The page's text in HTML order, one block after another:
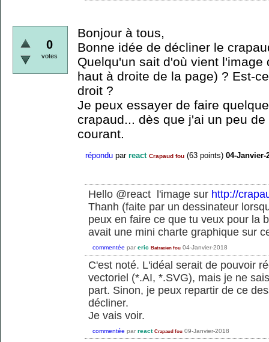
0
votes
Bonjour à tous,
Bonne idée de décliner le
Quelqu'un sait d'où vient
haut à droite de la page) ? Est-
droit ?
Je peux essayer de faire
crapaud... dès que j'ai un peu
courant.
répondu par react Crapaud fou (63 points) 04-Janvier-
Hello @react l'image sur http://
Thanh (faite par un dessinateur
peux en faire ce que tu veux pour la
avait une mini charte graphique sur
commentée par eric Batracien fou 04-Janvier-2018
C'est noté. L'idéal serait de pouvoir
vectoriel (*.AI, *.SVG), mais je ne
part. Sinon, je peux repartir de ce
décliner.
Je vais voir.
commentée par react Crapaud fou 09-Janvier-2018